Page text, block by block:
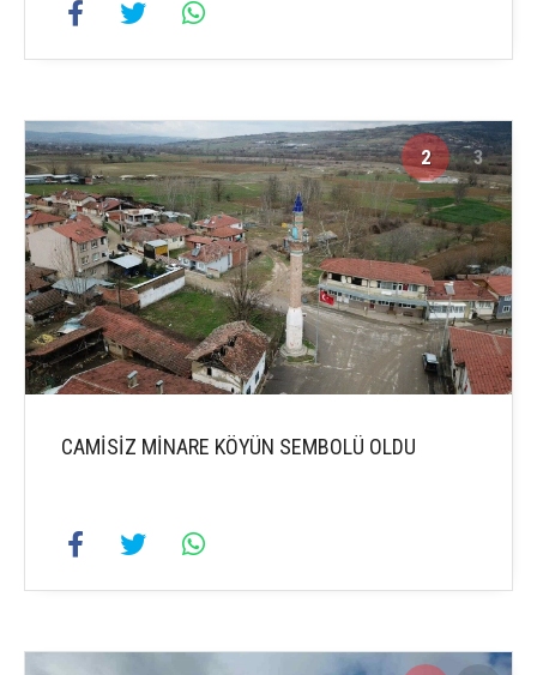
2 3
CAMİSİZ MİNARE KÖYÜN SEMBOLÜ OLDU